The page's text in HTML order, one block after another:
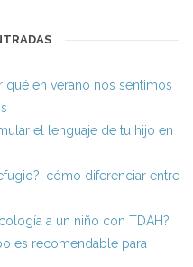
en verano nos sentimos
el lenguaje de tu hijo en
cómo diferenciar entre
a un niño con TDAH?
es recomendable para